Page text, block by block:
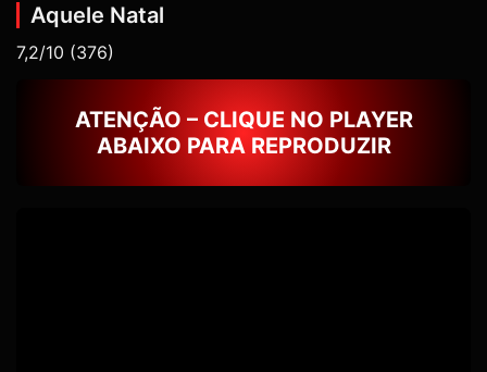
Aquele Natal
7,2/10 (376)
ATENÇÃO – CLIQUE NO PLAYER
ABAIXO PARA REPRODUZIR